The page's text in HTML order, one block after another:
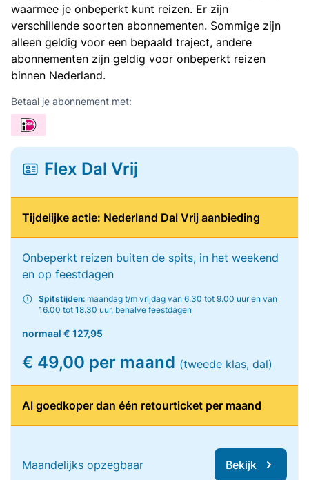
waarmee je onbeperkt kunt reizen. Er zijn
verschillende soorten abonnementen. Sommige zijn
alleen geldig voor een bepaald traject, andere
abonnementen zijn geldig voor onbeperkt reizen
binnen Nederland.
Betaal je abonnement met:
Flex Dal Vrij
Tijdelijke actie: Nederland Dal Vrij aanbieding
Onbeperkt reizen buiten de spits, in het weekend
en op feestdagen
Spitstijden: maandag t/m vrijdag van 6.30 tot 9.00 uur en van
16.00 tot 18.30 uur, behalve feestdagen
normaal € 127,95
€ 49,00 per maand (tweede klas, dal)
Al goedkoper dan één retourticket per maand
Maandelijks opzegbaar Bekijk